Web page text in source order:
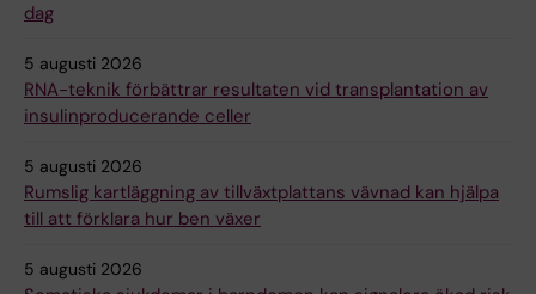
dag
5 augusti 2026
RNA-teknik förbättrar resultaten vid transplantation av
insulinproducerande celler
5 augusti 2026
Rumslig kartläggning av tillväxtplattans vävnad kan hjälpa
till att förklara hur ben växer
5 augusti 2026